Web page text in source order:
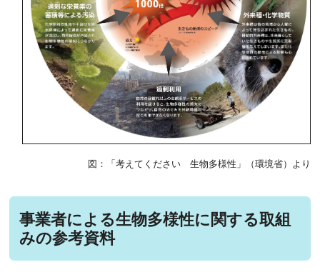
図：「考えてください 生物多様性」（環境省）より
事業者による生物多様性に関する取組
みの参考資料